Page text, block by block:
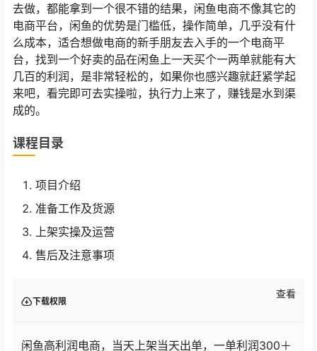
去做，都能拿到一个很不错的结果，闲鱼电商不像其它的
电商平台，闲鱼的优势是门槛低，操作简单，几乎没有什
么成本，适合想做电商的新手朋友去入手的一个电商平
台，找到一个好卖的品在闲鱼上一天买个一两单就能有大
几百的利润，是非常轻松的，如果你也感兴趣就赶紧学起
来吧，看完即可去实操啦，执行力上来了，赚钱是水到渠
成的。
课程目录
项目介绍
准备工作及货源
上架实操及运营
售后及注意事项
下载权限
查看
闲鱼高利润电商，当天上架当天出单，一单利润300＋